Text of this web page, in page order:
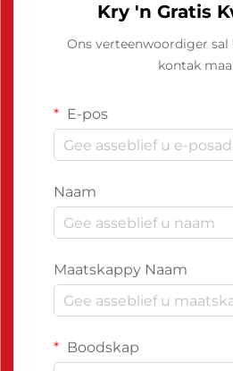
Kry 'n Gratis
Ons verteenwoordiger
kontak
E-pos
Naam
Maatskappy Naam
Boodskap